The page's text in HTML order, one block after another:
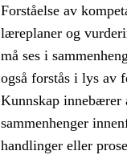
Forståelse av
læreplaner og
må ses i
også forstås i lys av
Kunnskap innebærer
sammenhenger
handlinger eller